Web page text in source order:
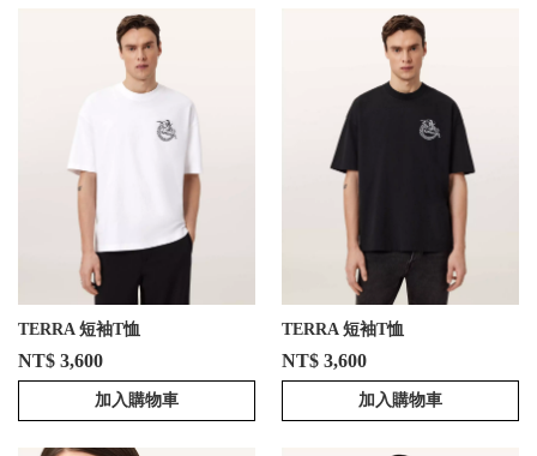
TERRA 短袖T恤
NT$ 3,600
加入購物車
TERRA 短袖T恤
NT$ 3,600
加入購物車